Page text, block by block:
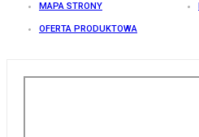
MAPA STRONY
OFERTA PRODUKTOWA